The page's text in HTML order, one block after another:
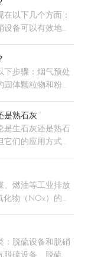
以下几个方面：
备可以有效地去
下步骤：烟气预处
固体颗粒物和粉
是熟石灰
是生石灰还是熟石
们的应用方式和
、燃油等工业排放
物（NOx）的设
：脱硫设备和脱硝